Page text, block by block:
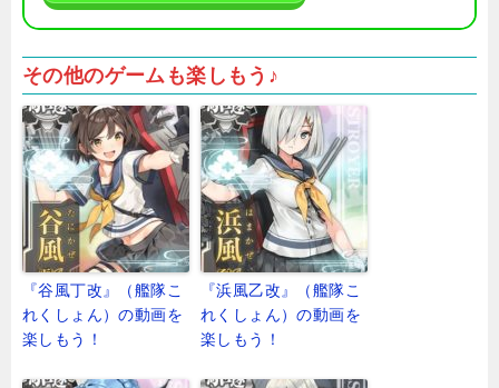
その他のゲームも楽しもう♪
『谷風丁改』（艦隊こ
れくしょん）の動画を
楽しもう！
『浜風乙改』（艦隊こ
れくしょん）の動画を
楽しもう！